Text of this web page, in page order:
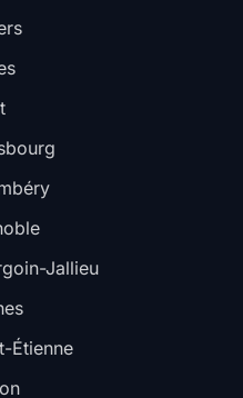
Jallieu
Étienne